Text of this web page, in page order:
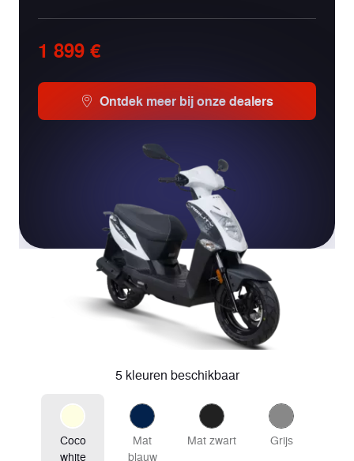
1 899 €
Ontdek meer bij onze dealers
5 kleuren beschikbaar
Coco
white
Mat
blauw
Mat zwart Grijs